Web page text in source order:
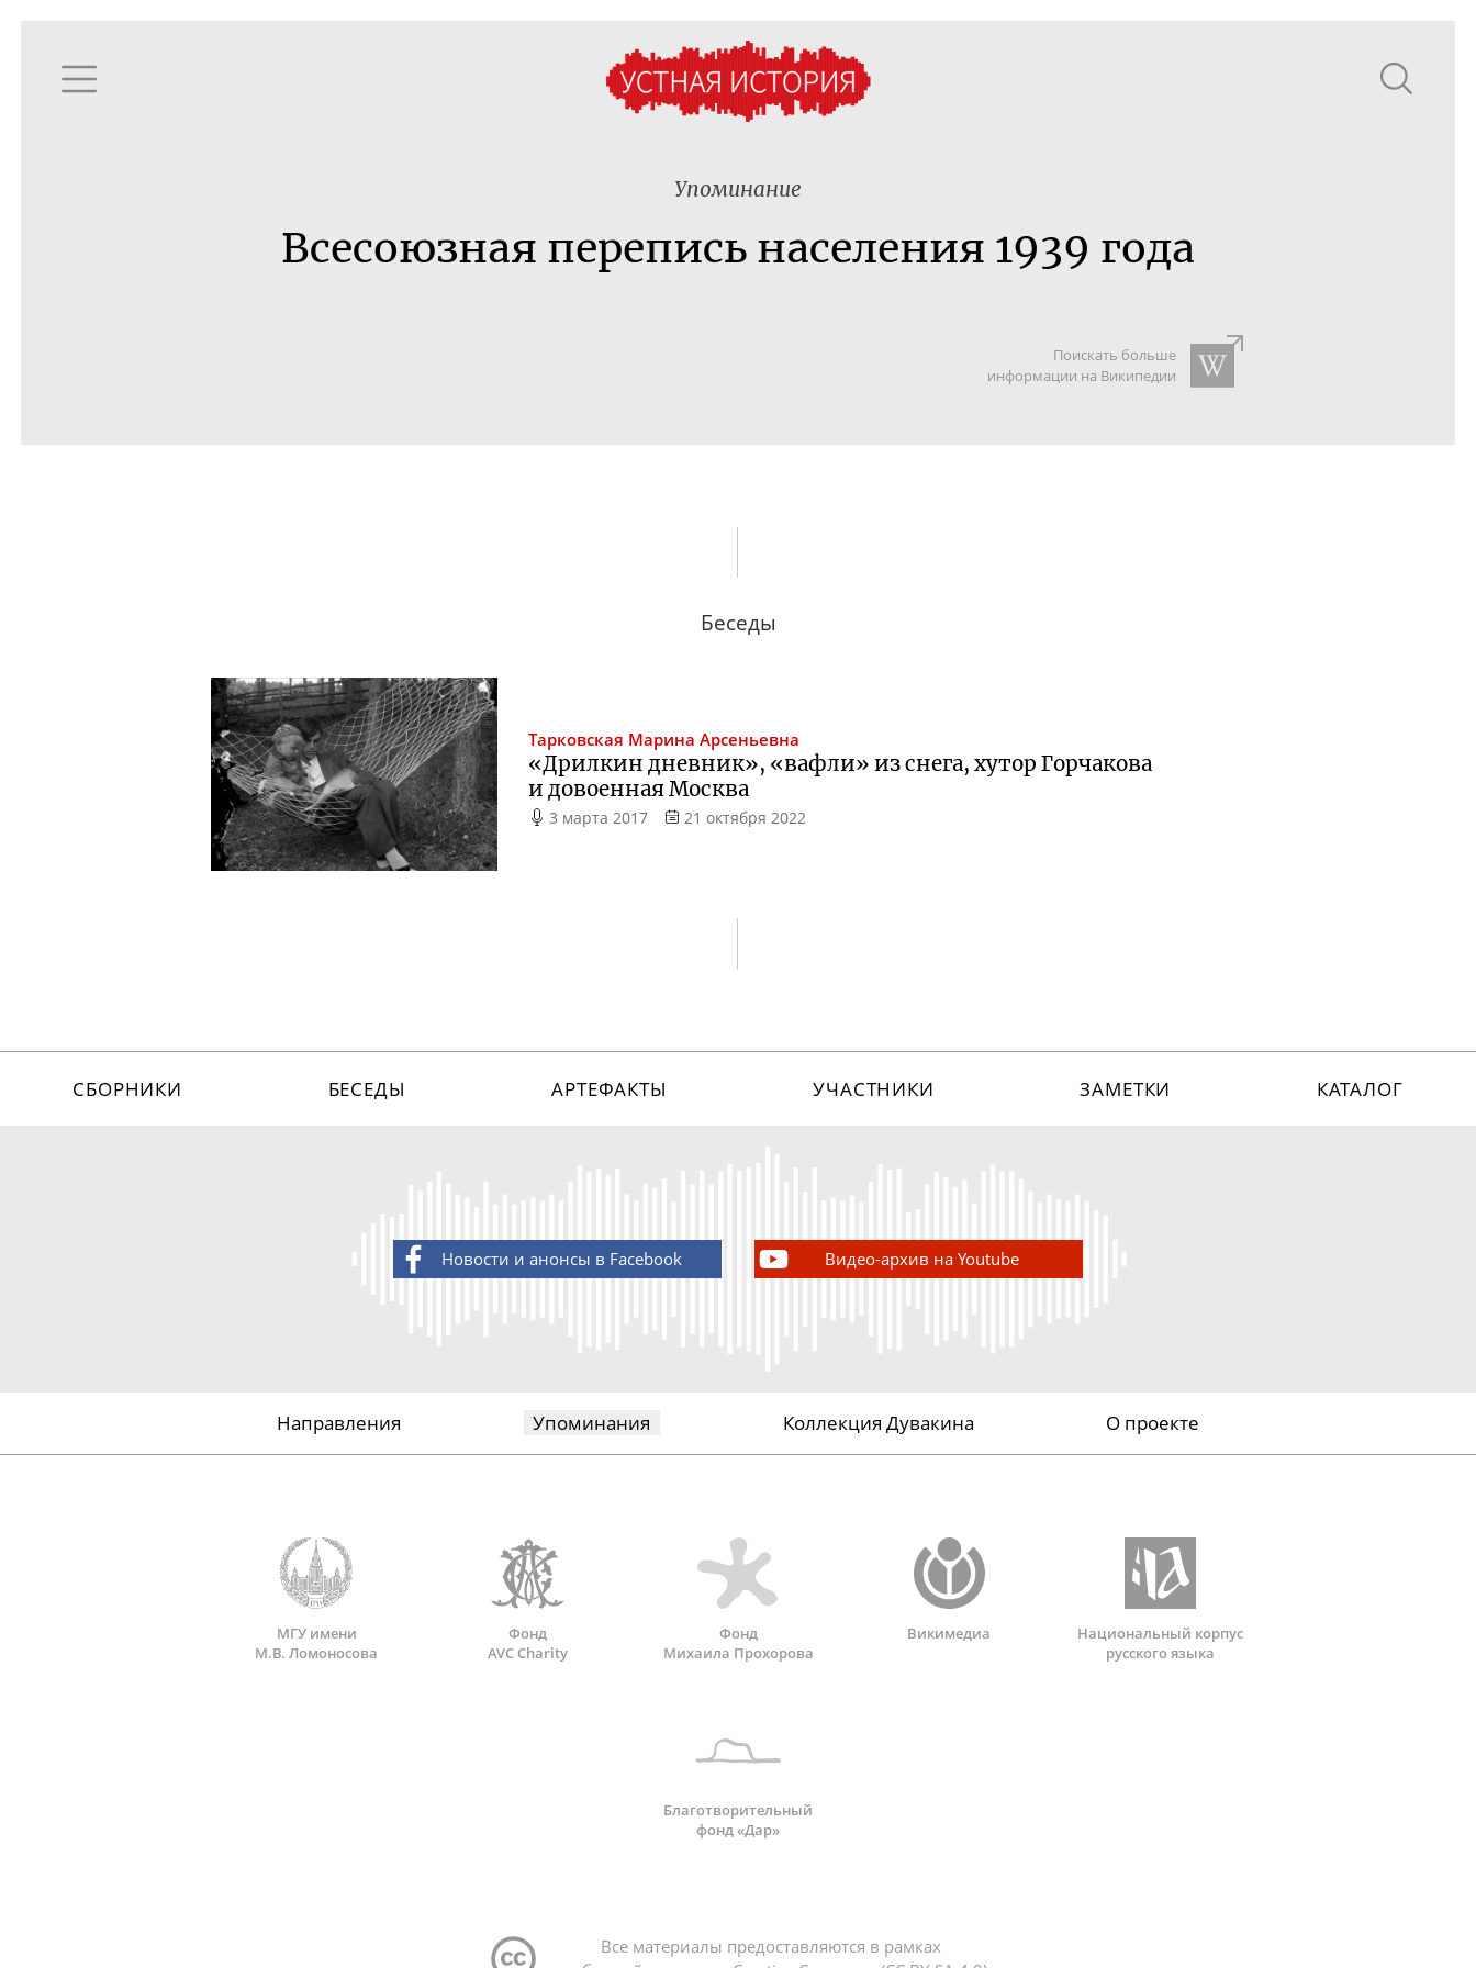
Упоминание
Всесоюзная перепись населения 1939 года
Поискать больше
информации на Википедии
Беседы
Тарковская Марина Арсеньевна
«Дрилкин дневник», «вафли» из снега, хутор Горчакова
и довоенная Москва
3 марта 2017 21 октября 2022
СБОРНИКИ БЕСЕДЫ АРТЕФАКТЫ УЧАСТНИКИ ЗАМЕТКИ КАТАЛОГ
Новости и анонсы в Facebook Видео-архив на Youtube
Направления Упоминания Коллекция Дувакина О проекте
МГУ имени
М.В. Ломоносова
Фонд
AVC Charity
Фонд
Михаила Прохорова
Викимедиа
Национальный корпус
русского языка
Благотворительный
фонд «Дар»
Все материалы предоставляются в рамках